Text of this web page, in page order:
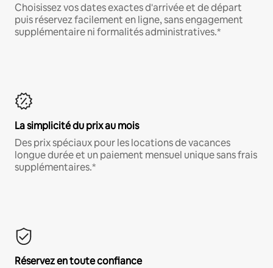
Choisissez vos dates exactes d'arrivée et de départ
puis réservez facilement en ligne, sans engagement
supplémentaire ni formalités administratives.*
La simplicité du prix au mois
Des prix spéciaux pour les locations de vacances
longue durée et un paiement mensuel unique sans frais
supplémentaires.*
Réservez en toute confiance